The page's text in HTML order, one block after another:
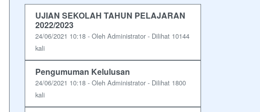
UJIAN SEKOLAH TAHUN PELAJARAN
2022/2023
24/06/2021 10:18 - Oleh Administrator - Dilihat 10144
kali
Pengumuman Kelulusan
24/06/2021 10:18 - Oleh Administrator - Dilihat 1800
kali